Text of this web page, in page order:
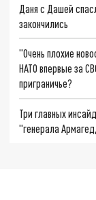
Даня с Дашей
закончились
"Очень плохие
НАТО впервые за
приграничье?
Три главных
"генерала